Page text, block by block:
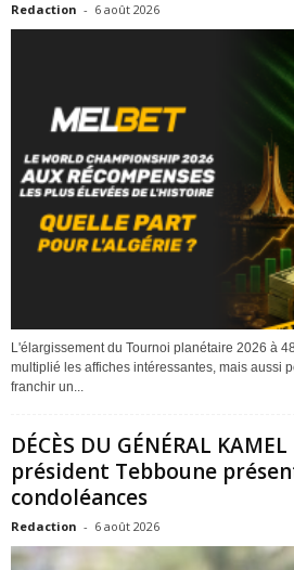
Redaction - 6 août 2026
L'élargissement du Tournoi planétaire 2026 à
multiplié les affiches intéressantes, mais aussi
franchir un...
DÉCÈS DU GÉNÉRAL
président Tebboune
condoléances
Redaction - 6 août 2026